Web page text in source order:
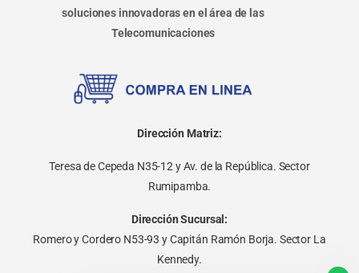
soluciones innovadoras en el área de las
Telecomunicaciones
Dirección Matriz:
Teresa de Cepeda N35-12 y Av. de la República. Sector
Rumipamba.
Dirección Sucursal:
Romero y Cordero N53-93 y Capitán Ramón Borja. Sector La
Kennedy.